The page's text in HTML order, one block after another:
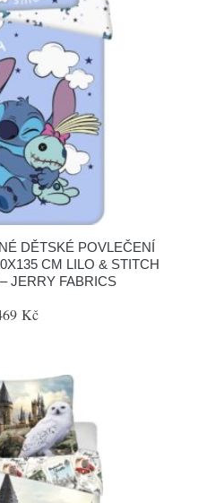
DĚTSKÉ POVLEČENÍ
CM LILO & STITCH
JERRY FABRICS
Kč